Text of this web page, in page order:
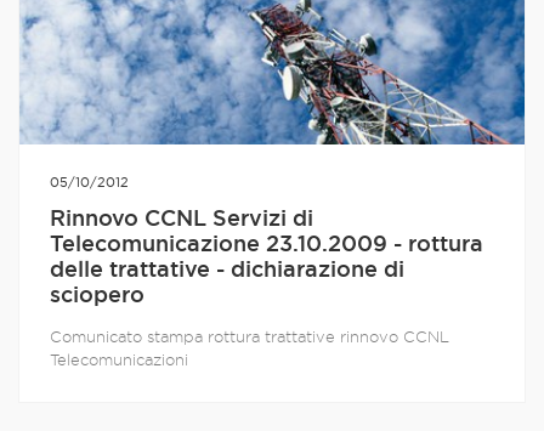
05/10/2012
Rinnovo CCNL Servizi di
Telecomunicazione 23.10.2009 - rottura
delle trattative - dichiarazione di
sciopero
Comunicato stampa rottura trattative rinnovo CCNL
Telecomunicazioni